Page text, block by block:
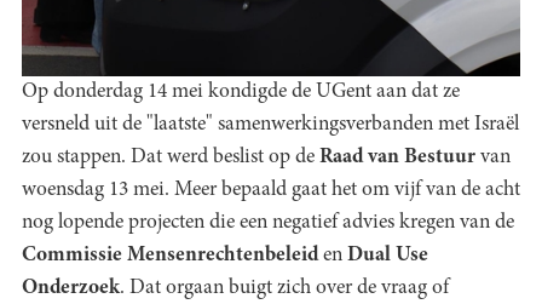
Op donderdag 14 mei kondigde de UGent aan dat ze
versneld uit de "laatste" samenwerkingsverbanden met Israël
zou stappen. Dat werd beslist op de Raad van Bestuur van
woensdag 13 mei. Meer bepaald gaat het om vijf van de acht
nog lopende projecten die een negatief advies kregen van de
Commissie Mensenrechtenbeleiden Dual Use
Onderzoek. Dat orgaan buigt zich over de vraag of